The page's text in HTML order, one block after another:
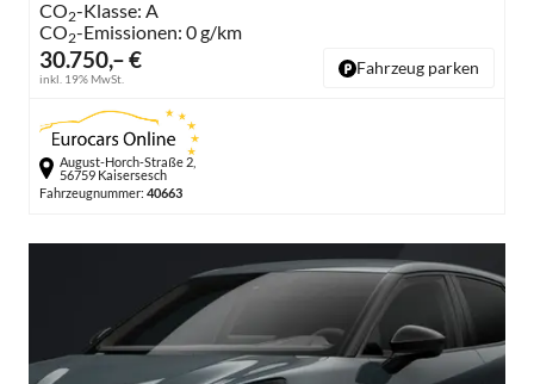
30.750,– €
inkl. 19% MwSt.
CO2-Klasse: A
CO2-Emissionen: 0 g/km
Fahrzeug parken
August-Horch-Straße 2,
56759 Kaisersesch
Fahrzeugnummer: 40663